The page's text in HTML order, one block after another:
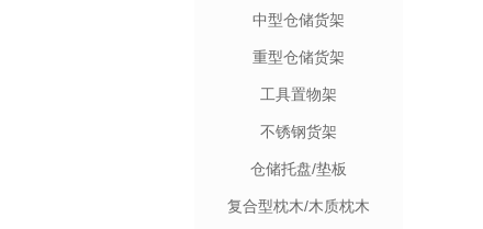
中型仓储货架
重型仓储货架
工具置物架
不锈钢货架
仓储托盘/垫板
复合型枕木/木质枕木